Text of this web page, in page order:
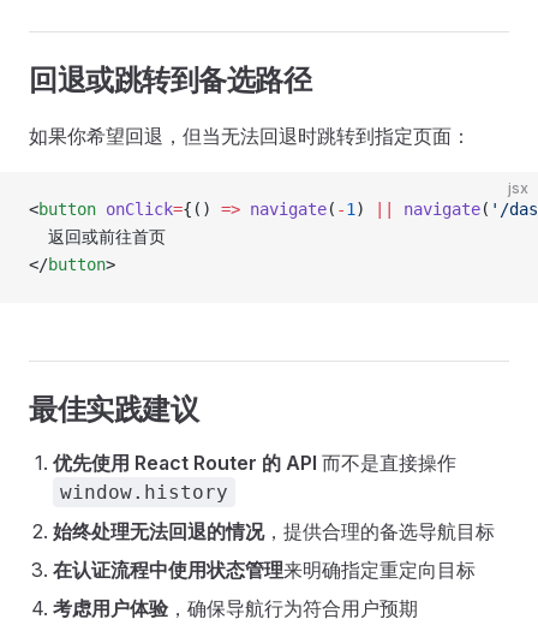
回退或跳转到备选路径
如果你希望回退，但当无法回退时跳转到指定页面：
jsx
<button onClick={() => navigate( -1 ) navigate( '/
  返回或前往首页
</button>
最佳实践建议
优先使用 React Router 的 API 而不是直接操作
window.history
始终处理无法回退的情况，提供合理的备选导航目标
在认证流程中使用状态管理来明确指定重定向目标
考虑用户体验 ，确保导航行为符合用户预期